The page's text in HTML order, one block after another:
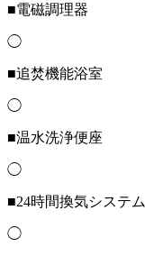
■電磁調理器
◯
■追焚機能浴室
◯
■温水洗浄便座
◯
■24時間換気システム
◯